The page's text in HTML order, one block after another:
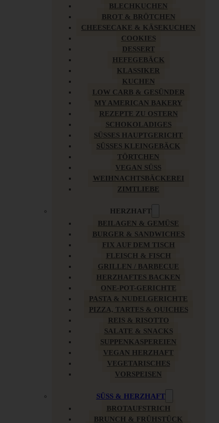
BLECHKUCHEN
BROT & BRÖTCHEN
CHEESECAKE & KÄSEKUCHEN
COOKIES
DESSERT
HEFEGEBÄCK
KLASSIKER
KUCHEN
LOW CARB & GESÜNDER
MY AMERICAN BAKERY
REZEPTE ZU OSTERN
SCHOKOLADIGES
SÜSSES HAUPTGERICHT
SÜSSES KLEINGEBÄCK
TÖRTCHEN
VEGAN SÜSS
WEIHNACHTSBÄCKEREI
ZIMTLIEBE
HERZHAFT
BEILAGEN & GEMÜSE
BURGER & SANDWICHES
FIX AUF DEM TISCH
FLEISCH & FISCH
GRILLEN / BARBECUE
HERZHAFTES BACKEN
ONE-POT-GERICHTE
PASTA & NUDELGERICHTE
PIZZA, TARTES & QUICHES
REIS & RISOTTO
SALATE & SNACKS
SUPPENKASPEREIEN
VEGAN HERZHAFT
VEGETARISCHES
VORSPEISEN
SÜSS & HERZHAFT
BROTAUFSTRICH
BRUNCH & FRÜHSTÜCK